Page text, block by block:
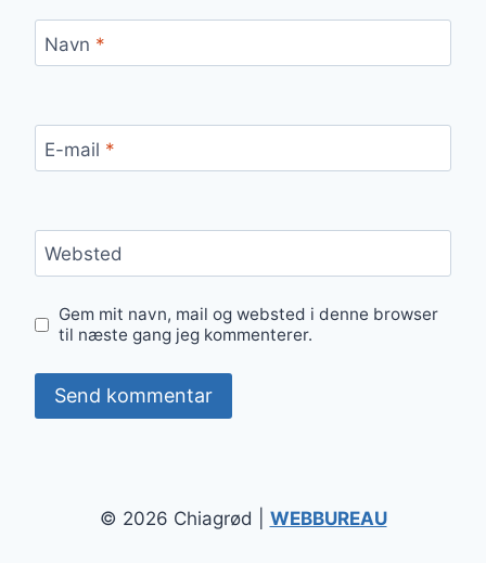
Navn *
E-mail *
Websted
Gem mit navn, mail og websted i denne browser
til næste gang jeg kommenterer.
© 2026 Chiagrød | WEBBUREAU